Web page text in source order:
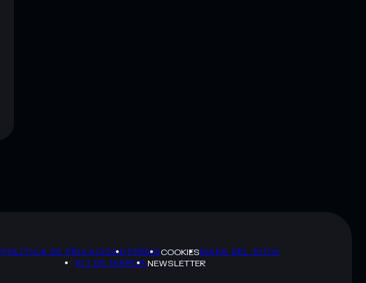
POLÍTICA DE PRIVACIDADTERMSCOOKIESMAPA DEL SITIO
KIT DE MARCANEWSLETTER